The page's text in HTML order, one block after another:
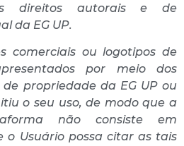
direitos autorais e de
da EG UP.
comerciais ou logotipos de
por meio dos
de propriedade da EG UP ou
o seu uso, de modo que a
não consiste em
o Usuário possa citar as tais